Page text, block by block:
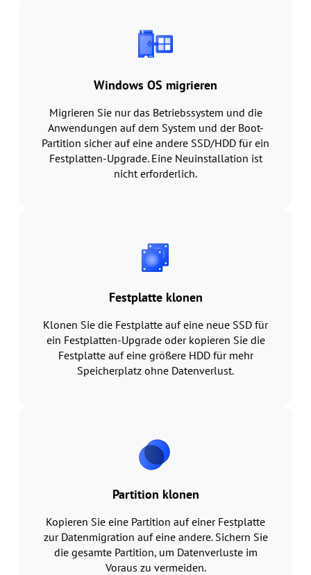
Windows OS migrieren
Migrieren Sie nur das Betriebssystem und die
Anwendungen auf dem System und der Boot-
Partition sicher auf eine andere SSD/HDD für ein
Festplatten-Upgrade. Eine Neuinstallation ist
nicht erforderlich.
Festplatte klonen
Klonen Sie die Festplatte auf eine neue SSD für
ein Festplatten-Upgrade oder kopieren Sie die
Festplatte auf eine größere HDD für mehr
Speicherplatz ohne Datenverlust.
Partition klonen
Kopieren Sie eine Partition auf einer Festplatte
zur Datenmigration auf eine andere. Sichern Sie
die gesamte Partition, um Datenverluste im
Voraus zu vermeiden.